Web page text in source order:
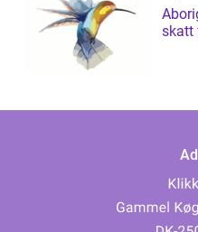
skatt